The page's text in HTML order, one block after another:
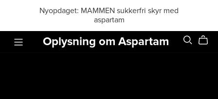
Nyopdaget: MAMMEN sukkerfri skyr med
aspartam
Oplysning om Aspartam